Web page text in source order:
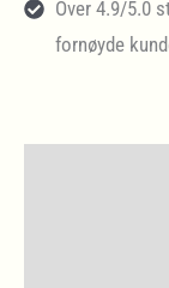
Over 4.9/5.0
fornøyde